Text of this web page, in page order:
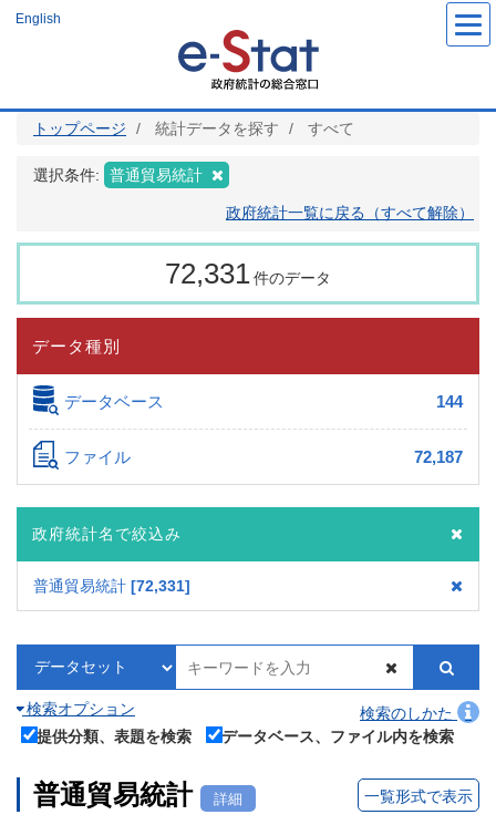
ツ
English
トップページ 統計データを探す すべて
選択条件: 普通貿易統計
政府統計一覧に戻る（すべて解除）
72,331件のデータ
データ種別
データベース 144
ファイル 72,187
政府統計名で絞込み
普通貿易統計 72,331
検索オプション
検索のしかた
提供分類、表題を検索
データベース、ファイル内を検索
普通貿易統計 詳細 一覧形式で表示